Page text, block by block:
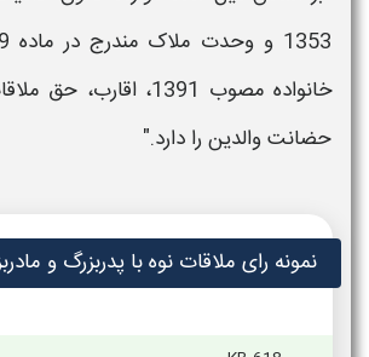
خانواده مصوب 1391، اقارب،
حق
حضانت والدین را دارد."
نمونه رای ملاقات نوه با پدربزرگ و